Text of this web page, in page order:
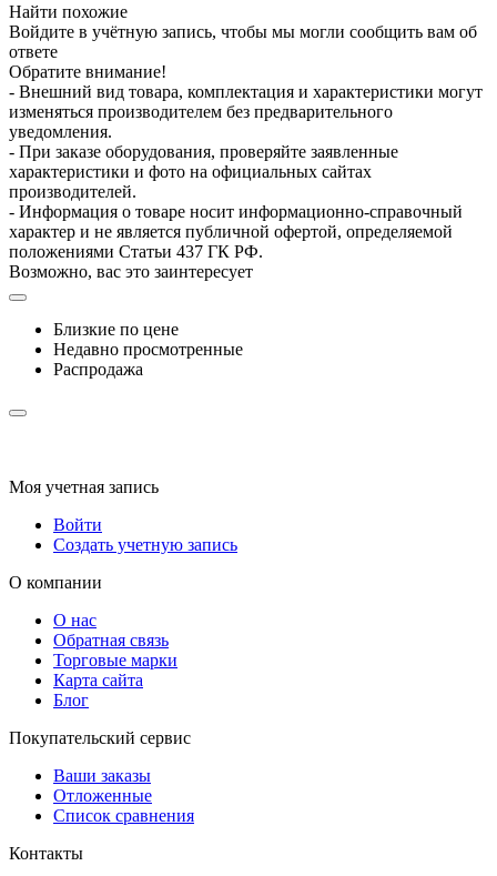
Найти похожие
Войдите в учётную запись, чтобы мы могли сообщить вам об
ответе
Обратите внимание!
- Внешний вид товара, комплектация и характеристики могут
изменяться производителем без предварительного
уведомления.
- При заказе оборудования, проверяйте заявленные
характеристики и фото на официальных сайтах
производителей.
- Информация о товаре носит информационно-справочный
характер и не является публичной офертой, определяемой
положениями Статьи 437 ГК РФ.
Возможно, вас это заинтересует
Близкие по цене
Недавно просмотренные
Распродажа
Моя учетная запись
Войти
Создать учетную запись
О компании
О нас
Обратная связь
Торговые марки
Карта сайта
Блог
Покупательский сервис
Ваши заказы
Отложенные
Список сравнения
Контакты